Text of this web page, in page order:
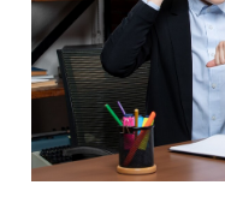
¿Cómo
hacerlo?